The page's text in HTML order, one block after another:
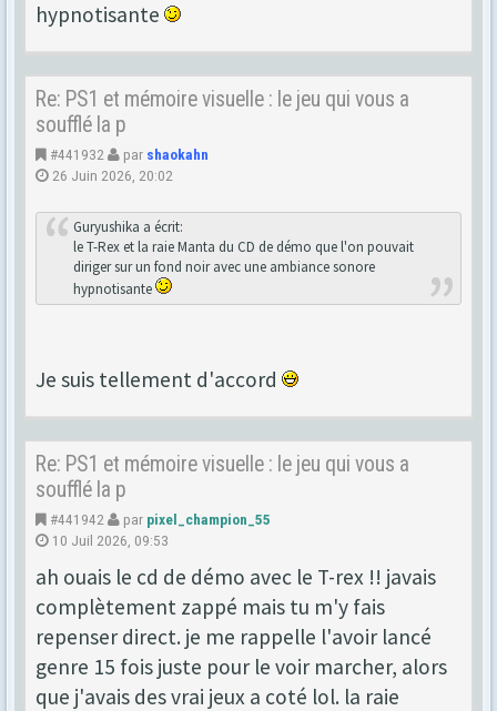
hypnotisante
Re: PS1 et mémoire visuelle : le jeu qui vous a
soufflé la p
#441932 par shaokahn
26 Juin 2026, 20:02
Guryushika a écrit:
le T-Rex et la raie Manta du CD de démo que l'on pouvait
diriger sur un fond noir avec une ambiance sonore
hypnotisante
Je suis tellement d'accord
Re: PS1 et mémoire visuelle : le jeu qui vous a
soufflé la p
#441942 par pixel_champion_55
10 Juil 2026, 09:53
ah ouais le cd de démo avec le T-rex !! javais
complètement zappé mais tu m'y fais
repenser direct. je me rappelle l'avoir lancé
genre 15 fois juste pour le voir marcher, alors
que j'avais des vrai jeux a coté lol. la raie